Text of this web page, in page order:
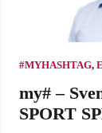
#MYHASHTAG,
my# –
SPORT